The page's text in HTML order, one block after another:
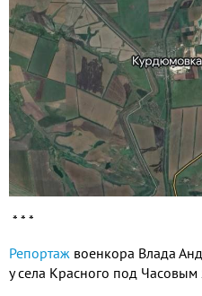
* * *
Репортаж военкора Влада
у села Красного под